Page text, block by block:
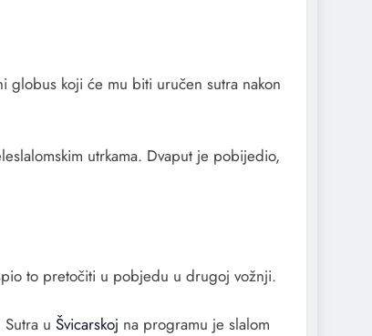
globus koji će mu biti uručen sutra nakon
utrkama. Dvaput je pobijedio,
to pretočiti u pobjedu u drugoj vožnji.
u Švicarskoj na programu je slalom